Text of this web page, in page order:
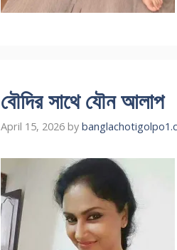
বৌদির সাথে যৌন আলাপ
April 15, 2026 by